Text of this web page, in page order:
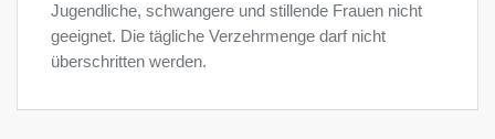
Jugendliche, schwangere und stillende Frauen nicht
geeignet. Die tägliche Verzehrmenge darf nicht
überschritten werden.